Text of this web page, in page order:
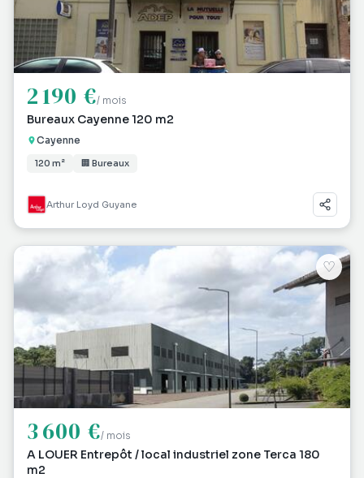
2 190 €/ mois
Bureaux Cayenne 120 m2
Cayenne
120 m² 🏢 Bureaux
Arthur Loyd Guyane
♡
3 600 €/ mois
A LOUER Entrepôt / local industriel zone Terca 180
m2